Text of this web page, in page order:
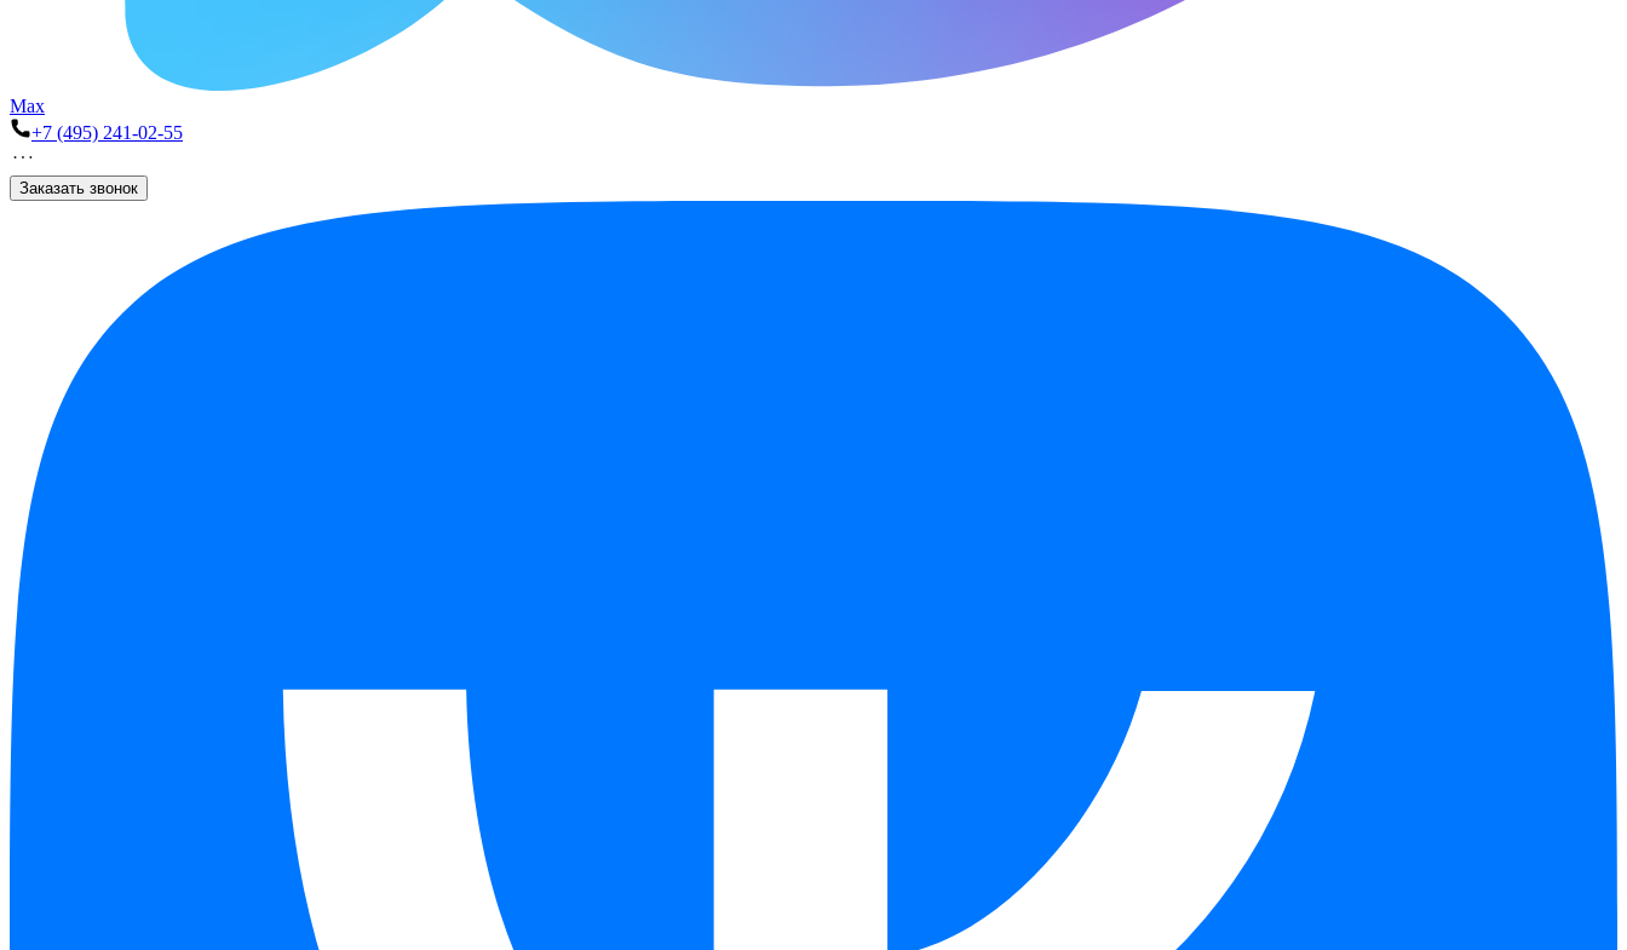
Max
+7 (495) 241-02-55
Заказать звонок